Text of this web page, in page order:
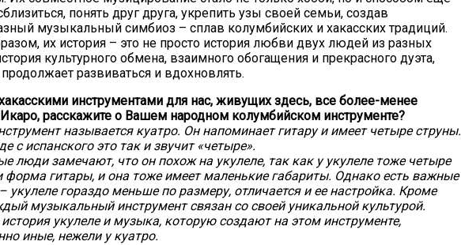
понять друг друга, укрепить узы своей семьи, создав
музыкальный симбиоз – сплав колумбийских и хакасских традиций.
их история – это не просто история любви двух людей из разных
культурного обмена, взаимного обогащения и прекрасного дуэта,
развиваться и вдохновлять.
инструментами для нас, живущих здесь, все более-менее
Икаро, расскажите о Вашем народном колумбийском инструменте?
называется куатро. Он напоминает гитару и имеет четыре струны.
с испанского это так и звучит «четыре».
люди замечают, что он похож на укулеле, так как у укулеле тоже четыре
форма гитары, и она тоже имеет маленькие габариты. Однако есть важные
укулеле гораздо меньше по размеру, отличается и ее настройка. Кроме
музыкальный инструмент связан со своей уникальной культурой.
укулеле и музыка, которую создают на этом инструменте,
иные, нежели у куатро.